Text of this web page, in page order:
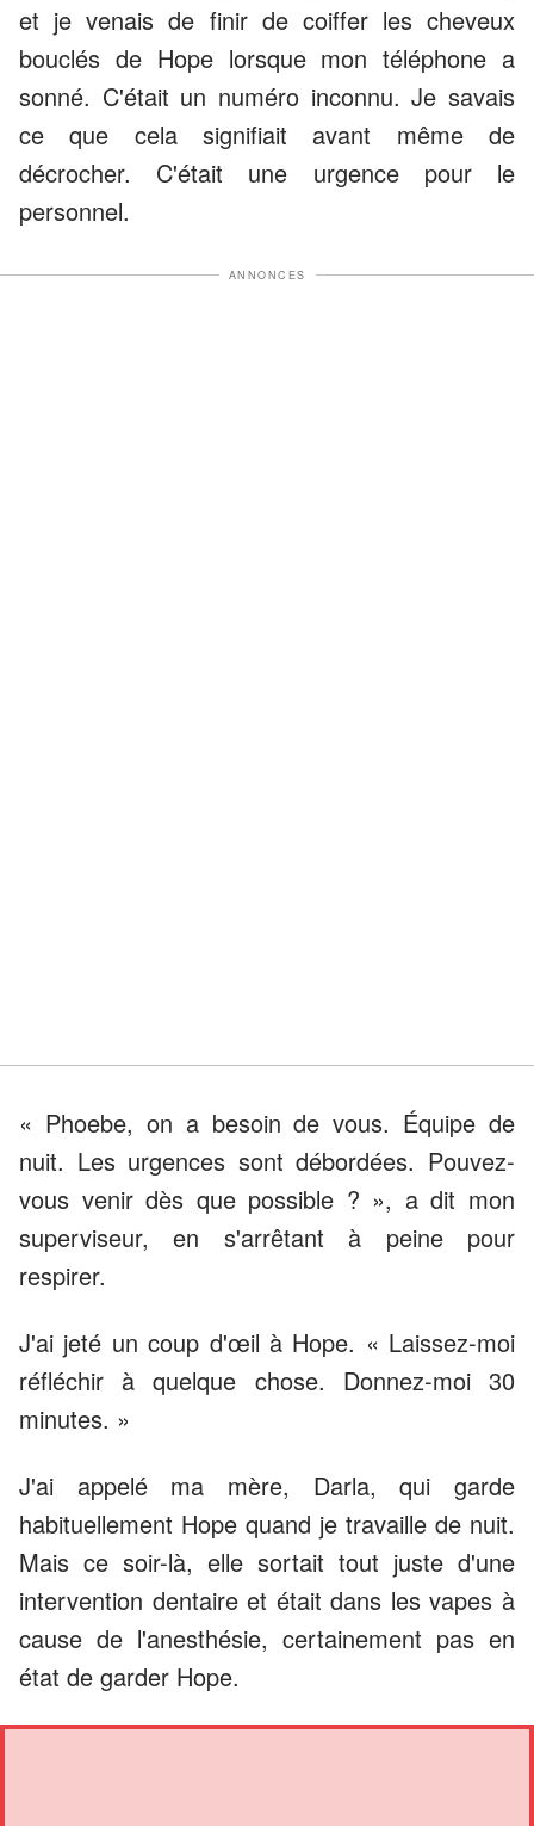
et je venais de finir de coiffer les cheveux
bouclés de Hope lorsque mon téléphone a
sonné. C'était un numéro inconnu. Je savais
ce que cela signifiait avant même de
décrocher. C'était une urgence pour le
personnel.
ANNONCES
« Phoebe, on a besoin de vous. Équipe de
nuit. Les urgences sont débordées. Pouvez-
vous venir dès que possible ? », a dit mon
superviseur, en s'arrêtant à peine pour
respirer.
J'ai jeté un coup d'œil à Hope. « Laissez-moi
réfléchir à quelque chose. Donnez-moi 30
minutes. »
J'ai appelé ma mère, Darla, qui garde
habituellement Hope quand je travaille de nuit.
Mais ce soir-là, elle sortait tout juste d'une
intervention dentaire et était dans les vapes à
cause de l'anesthésie, certainement pas en
état de garder Hope.